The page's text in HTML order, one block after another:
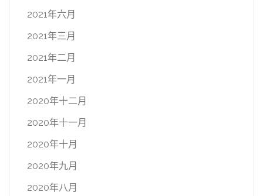
2021年六月
2021年三月
2021年二月
2021年一月
2020年十二月
2020年十一月
2020年十月
2020年九月
2020年八月